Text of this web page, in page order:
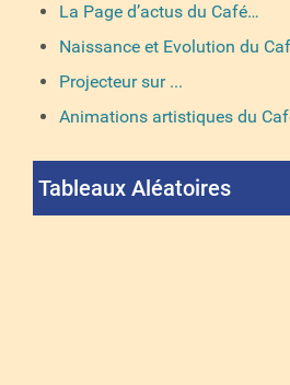
La Page d’actus du Café…
Naissance et Evolution du
Projecteur sur ...
Animations artistiques du
Tableaux Aléatoires